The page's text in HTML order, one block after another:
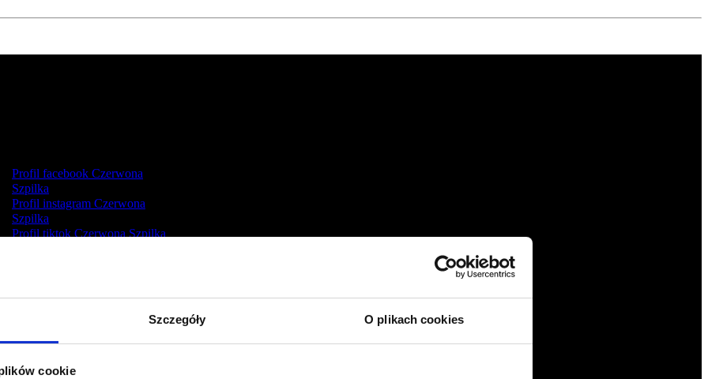
Szczegóły O plikach cookies
cookie
Profil facebook Czerwona
Szpilka
Profil instagram Czerwona
Szpilka
Profil tiktok Czerwona Szpilka
kontakt@czerwonaszpilka.pl